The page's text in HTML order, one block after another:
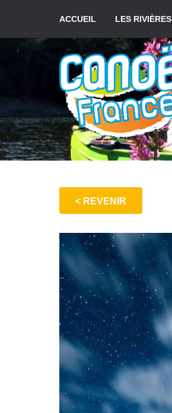
ACCUEIL LES RIVIÈRES
< REVENIR